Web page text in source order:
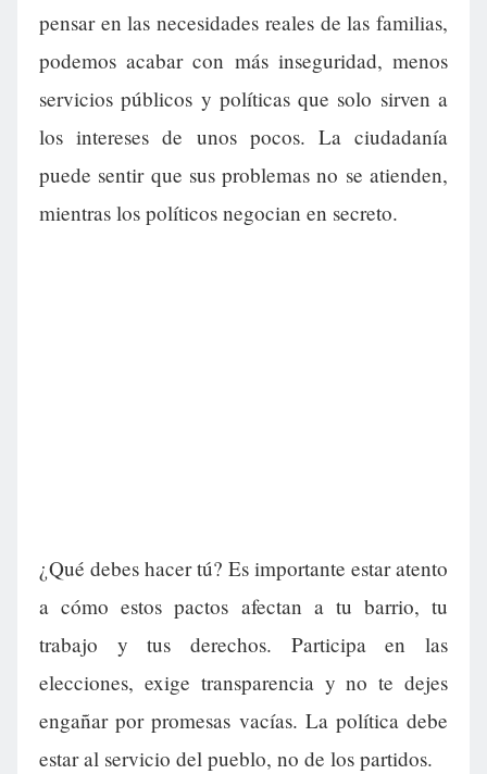
pensar en las necesidades reales de las familias,
podemos acabar con más inseguridad, menos
servicios públicos y políticas que solo sirven a
los intereses de unos pocos. La ciudadanía
puede sentir que sus problemas no se atienden,
mientras los políticos negocian en secreto.
¿Qué debes hacer tú? Es importante estar atento
a cómo estos pactos afectan a tu barrio, tu
trabajo y tus derechos. Participa en las
elecciones, exige transparencia y no te dejes
engañar por promesas vacías. La política debe
estar al servicio del pueblo, no de los partidos.